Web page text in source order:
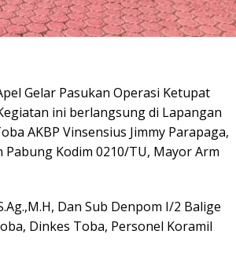
Gelar Pasukan Operasi Ketupat
ini berlangsung di Lapangan
AKBP Vinsensius Jimmy Parapaga,
Kodim 0210/TU, Mayor Arm
Dan Sub Denpom I/2 Balige
Dinkes Toba, Personel Koramil